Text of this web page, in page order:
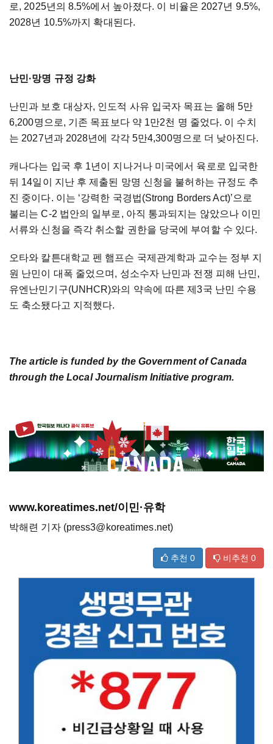
로, 2025년의 8.5%에서 높아졌다. 이 비율은 2027년 9.5%,
2028년 10.5%까지 확대된다.
난민·망명 규정 강화
난민과 보호 대상자, 인도적 사유 입국자 목표는 올해 5만
6,200명으로, 기존 목표보다 약 1만2천 명 줄었다. 이 수치
는 2027년과 2028년에 각각 5만4,300명으로 더 낮아진다.
캐나다는 입국 후 1년이 지나거나 미국에서 육로로 입국한
뒤 14일이 지난 후 제출된 망명 신청을 불허하는 규정도 추
진 중이다. 이는 ‘강력한 국경법(Strong Borders Act)’으로
불리는 C-2 법안의 일부로, 아직 통과되지는 않았으나 이민
서류와 신청을 즉각 취소할 권한을 당국에 부여할 수 있다.
오타와 칼튼대학교 펜 햄프슨 국제관계학과 교수는 정부 지
원 난민이 대폭 줄었으며, 성소수자 난민과 전쟁 피해 난민,
유엔난민기구(UNHCR)와의 약속에 따른 제3국 난민 수용
도 축소됐다고 지적했다.
The article is funded by the Government of Canada
through the Local Journalism Initiative program.
www.koreatimes.net/이민·유학
박해련 기자 (press3@koreatimes.net)
추천 0 비추천 0